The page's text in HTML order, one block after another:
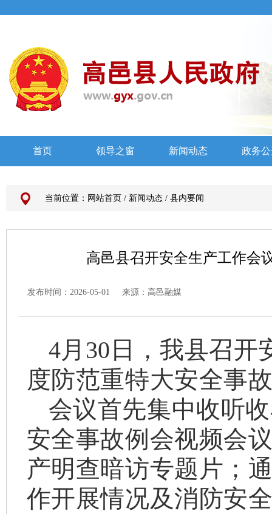
当前位置： 网站首页 / 新闻动态/ 县内要闻
高邑县召开安全生产工作会
发布时间：2026-05-01 来源： 高邑融媒
4月30日，我县召开
度防范重特大安全事
会议首先集中收听
安全事故例会视频会
产明查暗访专题片；
作开展情况及消防安